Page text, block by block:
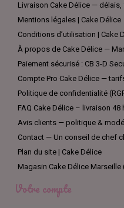
Livraison Cake Délice — délais,
Mentions légales | Cake Délice
Conditions d’utilisation | Cake
À propos de Cake Délice —
Paiement sécurisé : CB 3-D
Compte Pro Cake Délice —
Politique de confidentialité
FAQ Cake Délice – livraison
Avis clients — politique &
Contact — Un conseil de chef
Plan du site | Cake Délice
Magasin Cake Délice
Votre compte